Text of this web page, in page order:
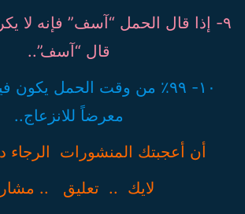
٩- إذا قال الحمل “آسف” فإنه لا
قال “آسف”..
١٠- ٩٩٪ من وقت الحمل يكون
معرضاً للانزعاج..
أن أعجبتك المنشورات الرجاء
لايك .. تعليق ..